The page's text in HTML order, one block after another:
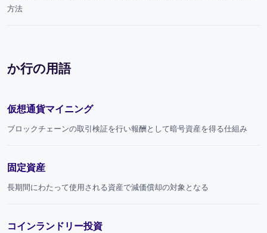
方法
か行の用語
仮想通貨マイニング
ブロックチェーンの取引検証を行い報酬として暗号資産を得る仕組み
固定資産
長期間にわたって使用される資産で減価償却の対象となる
コインランドリー投資